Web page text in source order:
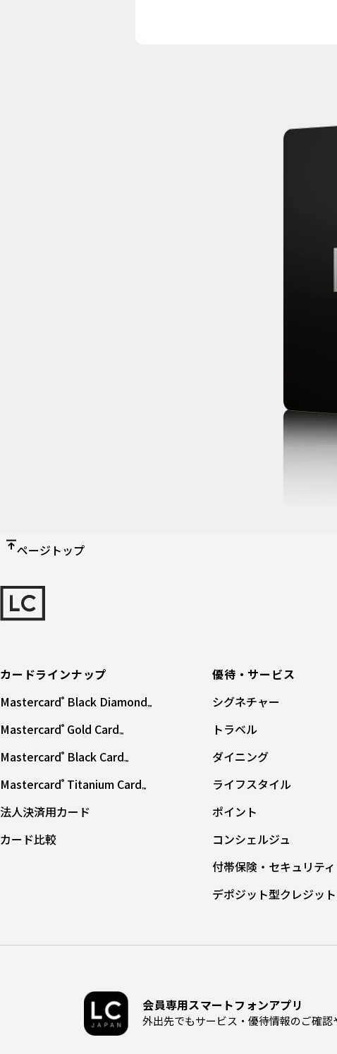
ページトップ
カードラインナップ
Mastercard® Black Diamond™
Mastercard® Gold Card™
Mastercard® Black Card™
Mastercard® Titanium Card™
法人決済用カード
カード⽐較
優待・サービス
シグネチャー
トラベル
ダイニング
ライフスタイル
ポイント
コンシェルジュ
付帯保険・セキュリティ
デポジット型クレジッ
会員専用スマートフォンアプリ
外出先でもサービス・優待情報のご確認